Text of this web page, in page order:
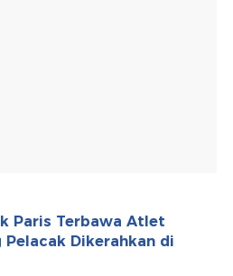
Paris Terbawa Atlet
Dikerahkan di